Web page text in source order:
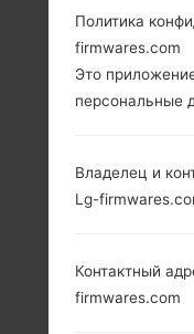
LG
СЕРИИ
экрана к
720 x 1280
Политика
firmwares.com
Это
персональные
Владелец и
Lg-
Контактный
firmwares.com